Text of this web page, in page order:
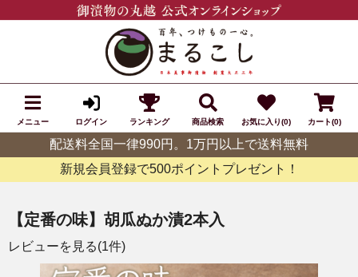
メニュー ログイン ランキング 商品検索 お気に入り(0) カート(0)
配送料全国一律990円。1万円以上で送料無料
新規会員登録で500ポイントプレゼント！
【定番の味】胡瓜ぬか漬2本入
レビューを見る(1件)